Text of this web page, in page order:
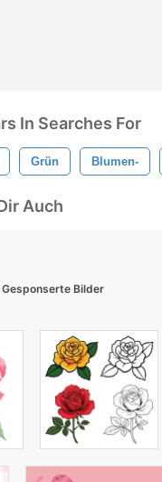
In Searches For
Grün Blumen-
Auch
Gesponserte Bilder